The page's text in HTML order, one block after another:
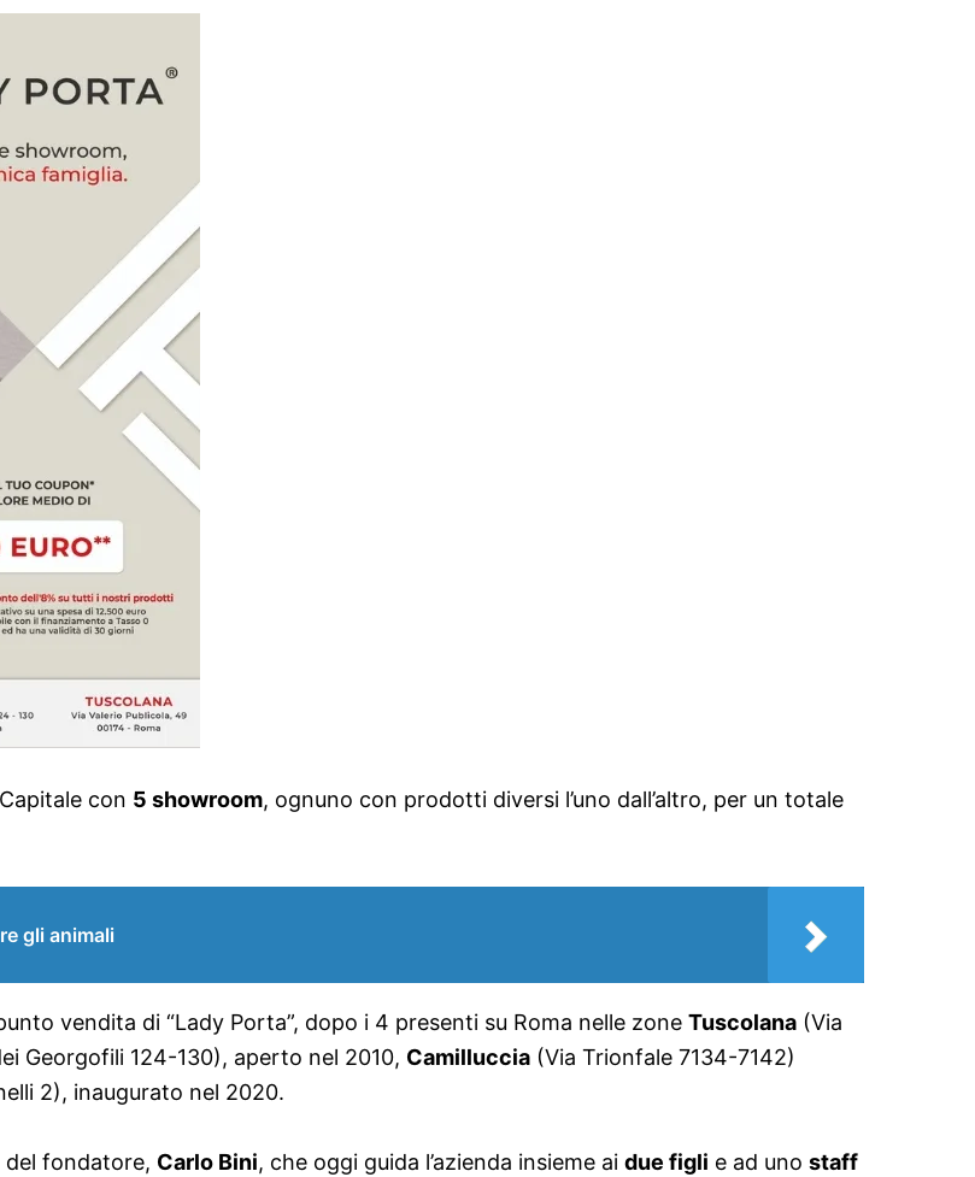
con 5 showroom, ognuno con prodotti diversi l’uno dall’altro, per un totale
gli animali
vendita di “Lady Porta”, dopo i 4 presenti su Roma nelle zone Tuscolana (Via
Georgofili 124-130), aperto nel 2010, Camilluccia (Via Trionfale 7134-7142)
2), inaugurato nel 2020.
del fondatore, Carlo Bini, che oggi guida l’azienda insieme ai due figli e ad uno staff